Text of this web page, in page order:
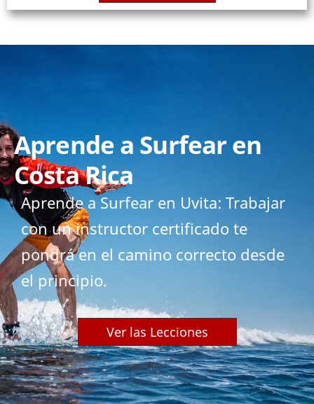
Aprende a Surfear en
Costa Rica
Aprende a Surfear en Uvita: Trabajar
con un instructor certificado te
pondrá en el camino correcto desde
el principio.
Ver las Lecciones